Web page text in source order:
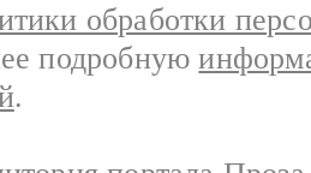
обработки
подробную
.